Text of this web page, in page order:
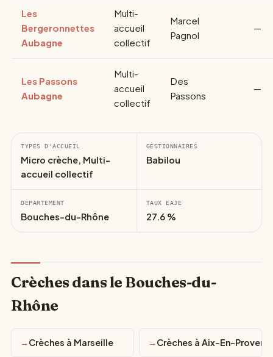
Les
Bergeronnettes
Aubagne
Multi-
accueil
collectif
Marcel
Pagnol
—
Les Passons
Aubagne
Multi-
accueil
collectif
Des
Passons
—
TYPES D'ACCUEIL
Micro crèche, Multi-
accueil collectif
GESTIONNAIRES
Babilou
DÉPARTEMENT
Bouches-du-Rhône
TAUX EAJE
27.6 %
Crèches dans le Bouches-du-
Rhône
Crèches à Marseille Crèches à Aix-En-